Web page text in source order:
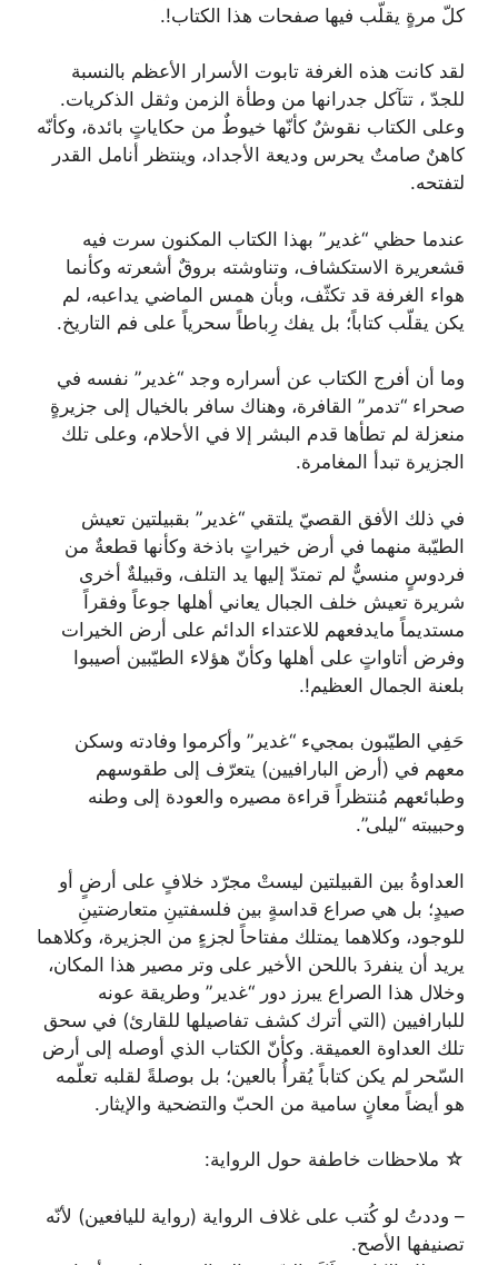
كلّ مرةٍ يقلّب فيها صفحات هذا الكتاب!.
لقد كانت هذه الغرفة تابوت الأسرار الأعظم بالنسبة
للجدّ ، تتآكل جدرانها من وطأة الزمن وثقل الذكريات.
وعلى الكتاب نقوشٌ كأنّها خيوطٌ من حكاياتٍ بائدة، وكأنّه
كاهنٌ صامتٌ يحرس وديعة الأجداد، وينتظر أنامل القدر
لتفتحه.
عندما حظي “غدير” بهذا الكتاب المكنون سرت فيه
قشعريرة الاستكشاف، وتناوشته بروقٌ أشعرته وكأنما
هواء الغرفة قد تكثّف، وبأن همس الماضي يداعبه، لم
يكن يقلّب كتاباً؛ بل يفك رِباطاً سحرياً على فم التاريخ.
وما أن أفرج الكتاب عن أسراره وجد “غدير” نفسه في
صحراء “تدمر” القافرة، وهناك سافر بالخيال إلى جزيرةٍ
منعزلة لم تطأها قدم البشر إلا في الأحلام، وعلى تلك
الجزيرة تبدأ المغامرة.
في ذلك الأفق القصيّ يلتقي “غدير” بقبيلتين تعيش
الطيّبة منهما في أرض خيراتٍ باذخة وكأنها قطعةٌ من
فردوسٍ منسيٌّ لم تمتدّ إليها يد التلف، وقبيلةٌ أخرى
شريرة تعيش خلف الجبال يعاني أهلها جوعاً وفقراً
مستديماً مايدفعهم للاعتداء الدائم على أرض الخيرات
وفرض أتاواتٍ على أهلها وكأنّ هؤلاء الطيّبين أصيبوا
بلعنة الجمال العظيم!.
حَفِي الطيّبون بمجيء “غدير” وأكرموا وفادته وسكن
معهم في (أرض البارافيين) يتعرّف إلى طقوسهم
وطبائعهم مُنتظراً قراءة مصيره والعودة إلى وطنه
وحبيبته “ليلى”.
العداوةُ بين القبيلتين ليستْ مجرّد خلافٍ على أرضٍ أو
صيدٍ؛ بل هي صراع قداسةٍ بين فلسفتينِ متعارضتينِ
للوجود، وكلاهما يمتلك مفتاحاً لجزءٍ من الجزيرة، وكلاهما
يريد أن ينفردَ باللحن الأخير على وتر مصير هذا المكان،
وخلال هذا الصراع يبرز دور “غدير” وطريقة عونه
للبارافيين (التي أترك كشف تفاصيلها للقارئ) في سحق
تلك العداوة العميقة. وكأنّ الكتاب الذي أوصله إلى أرض
السّحر لم يكن كتاباً يُقرأُ بالعين؛ بل بوصلةً لقلبه تعلّمه
هو أيضاً معانٍ سامية من الحبّ والتضحية والإيثار.
☆ ملاحظات خاطفة حول الرواية:
– وددتُ لو كُتب على غلاف الرواية (رواية لليافعين) لأنّه
تصنيفها الأصح.